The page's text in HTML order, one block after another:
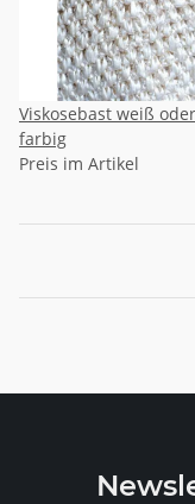
Viskosebast weiß oder
farbig
Preis im Artikel